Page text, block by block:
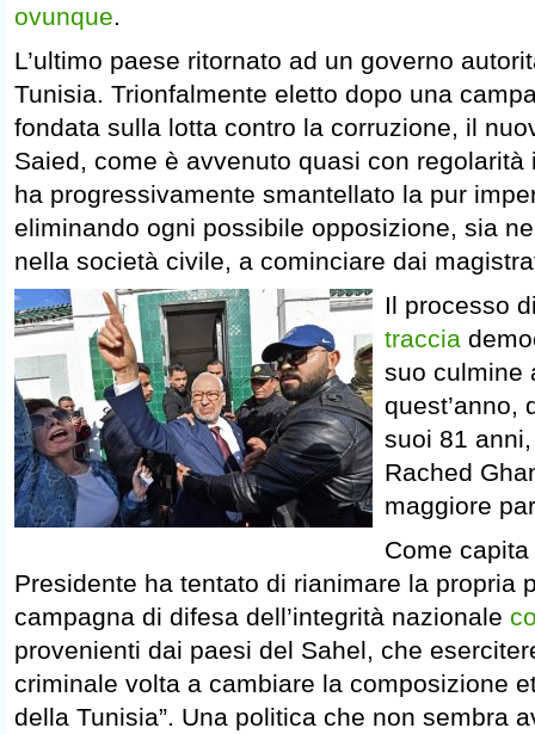
ovunque.
L’ultimo paese ritornato ad un governo
Tunisia. Trionfalmente eletto dopo una
fondata sulla lotta contro la corruzione, il
Saied, come è avvenuto quasi con
ha progressivamente smantellato la pur
eliminando ogni possibile opposizione, sia
nella società civile, a cominciare dai
Il processo
traccia
suo culmine
quest’anno,
suoi 81
Rached
maggiore
Come
Presidente ha tentato di rianimare la propria
campagna di difesa dell’integrità nazionale
provenienti dai paesi del Sahel, che
criminale volta a cambiare la composizione
della Tunisia”. Una politica che non sembra